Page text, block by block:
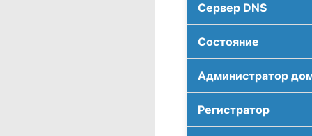
Сервер DNS
Соcтояние
Администратор
Регистратор